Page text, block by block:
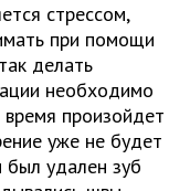
стрессом,
при помощи
делать
необходимо
произойдет
уже не будет
был удален зуб